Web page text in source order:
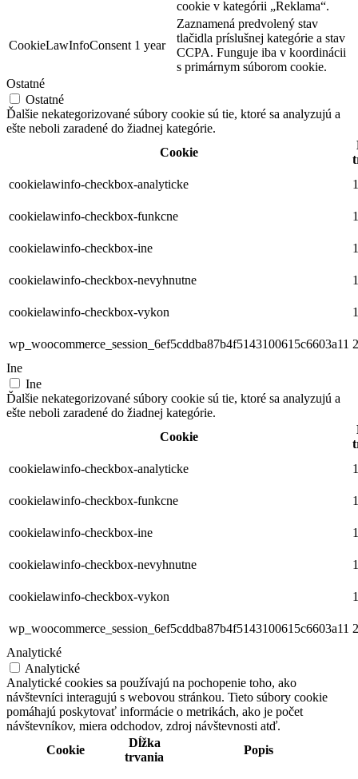
cookie v kategórii „Reklama“.
CookieLawInfoConsent 1 year
Zaznamená predvolený stav
tlačidla príslušnej kategórie a stav
CCPA. Funguje iba v koordinácii
s primárnym súborom cookie.
Ostatné
Ostatné
Ďalšie nekategorizované súbory cookie sú tie, ktoré sa analyzujú a
ešte neboli zaradené do žiadnej kategórie.
Cookie
cookielawinfo-checkbox-analyticke
cookielawinfo-checkbox-funkcne
cookielawinfo-checkbox-ine
cookielawinfo-checkbox-nevyhnutne
cookielawinfo-checkbox-vykon
wp_woocommerce_session_6ef5cddba87b4f5143100615c6603a11
Ine
Ine
Ďalšie nekategorizované súbory cookie sú tie, ktoré sa analyzujú a
ešte neboli zaradené do žiadnej kategórie.
Cookie
cookielawinfo-checkbox-analyticke
cookielawinfo-checkbox-funkcne
cookielawinfo-checkbox-ine
cookielawinfo-checkbox-nevyhnutne
cookielawinfo-checkbox-vykon
wp_woocommerce_session_6ef5cddba87b4f5143100615c6603a11
Analytické
Analytické
Analytické cookies sa používajú na pochopenie toho, ako
návštevníci interagujú s webovou stránkou. Tieto súbory cookie
pomáhajú poskytovať informácie o metrikách, ako je počet
návštevníkov, miera odchodov, zdroj návštevnosti atď.
Cookie
Dĺžka
trvania
Popis